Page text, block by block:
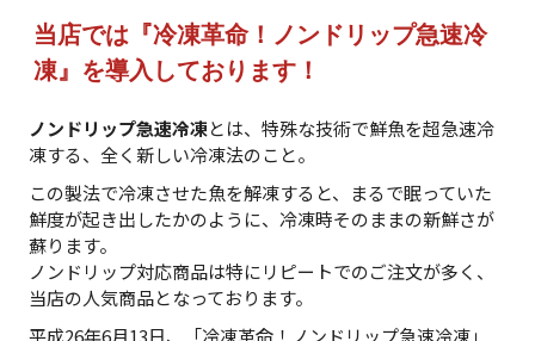
当店では『冷凍革命！ノンドリップ急速冷
凍』を導入しております！
ノンドリップ急速冷凍とは、特殊な技術で鮮魚を超急速冷
凍する、全く新しい冷凍法のこと。
この製法で冷凍させた魚を解凍すると、まるで眠っていた
鮮度が起き出したかのように、冷凍時そのままの新鮮さが
蘇ります。
ノンドリップ対応商品は特にリピートでのご注文が多く、
当店の人気商品となっております。
平成26年6月13日、
「冷凍革命！ノンドリップ急速冷凍」